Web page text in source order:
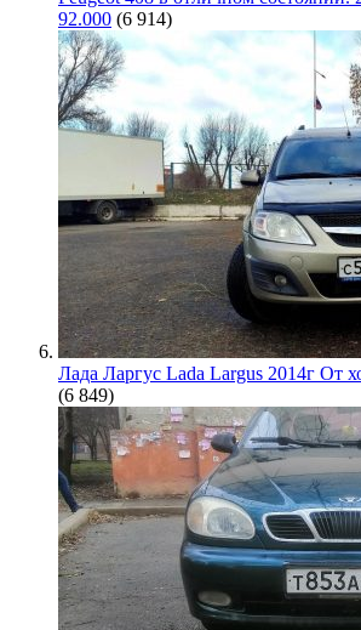
92.000 (6 914)
Лада Ларгус Lada Largus 2014г От
(6 849)